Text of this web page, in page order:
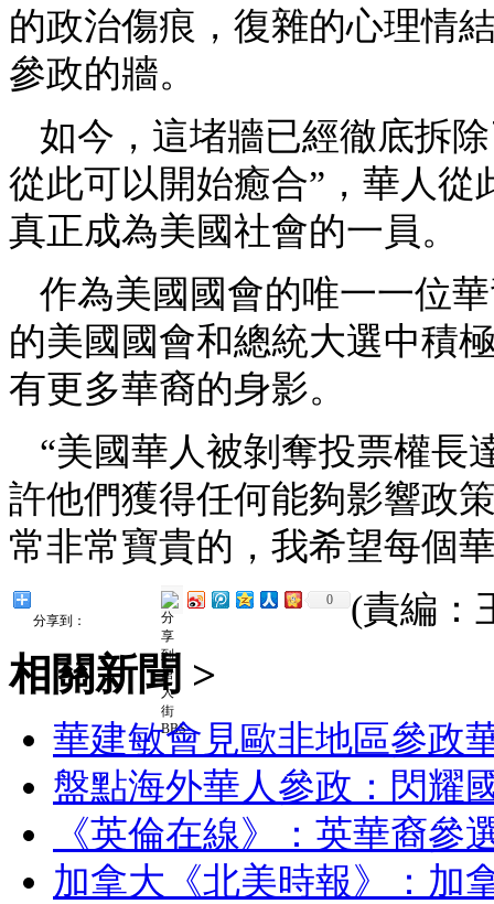
的政治傷痕，復雜的心理情
參政的牆。
如今，這堵牆已經徹底拆
從此可以開始癒合”，華人
真正成為美國社會的一員。
作為美國國會的唯一一位
的美國國會和總統大選中積
有更多華裔的身影。
“美國華人被剝奪投票權長
許他們獲得任何能夠影響政
常非常寶貴的，我希望每個
分享到：
0 (責編：
相關新聞 >
華建敏會見歐非地區參政
盤點海外華人參政：閃耀
《英倫在線》：英華裔
加拿大《北美時報》：加